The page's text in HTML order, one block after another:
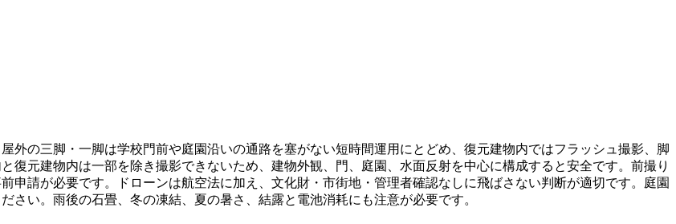
外の三脚・一脚は学校門前や庭園沿いの通路を塞がない短時間運用にとどめ、復元建物内ではフラッシュ撮影、脚
復元建物内は一部を除き撮影できないため、建物外観、門、庭園、水面反射を中心に構成すると安全です。前撮り
申請が必要です。ドローンは航空法に加え、文化財・市街地・管理者確認なしに飛ばさない判断が適切です。庭園
い。雨後の石畳、冬の凍結、夏の暑さ、結露と電池消耗にも注意が必要です。